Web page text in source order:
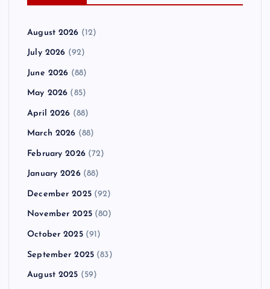
August 2026 (12)
July 2026 (92)
June 2026 (88)
May 2026 (85)
April 2026 (88)
March 2026 (88)
February 2026(72)
January 2026(88)
December 2025(92)
November 2025(80)
October 2025(91)
September 2025 (83)
August 2025 (59)